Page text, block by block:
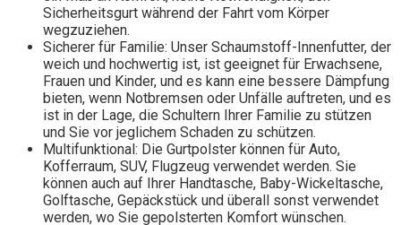
Sicherheitsgurt während der Fahrt vom Körper
wegzuziehen.
Sicherer für Familie: Unser Schaumstoff-Innenfutter, der
weich und hochwertig ist, ist geeignet für Erwachsene,
Frauen und Kinder, und es kann eine bessere Dämpfung
bieten, wenn Notbremsen oder Unfälle auftreten, und es
ist in der Lage, die Schultern Ihrer Familie zu stützen
und Sie vor jeglichem Schaden zu schützen.
Multifunktional: Die Gurtpolster können für Auto,
Kofferraum, SUV, Flugzeug verwendet werden. Sie
können auch auf Ihrer Handtasche, Baby-Wickeltasche,
Golftasche, Gepäckstück und überall sonst verwendet
werden, wo Sie gepolsterten Komfort wünschen.